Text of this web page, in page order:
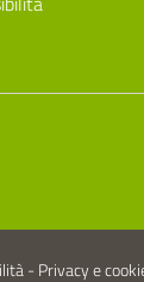
- Privacy e